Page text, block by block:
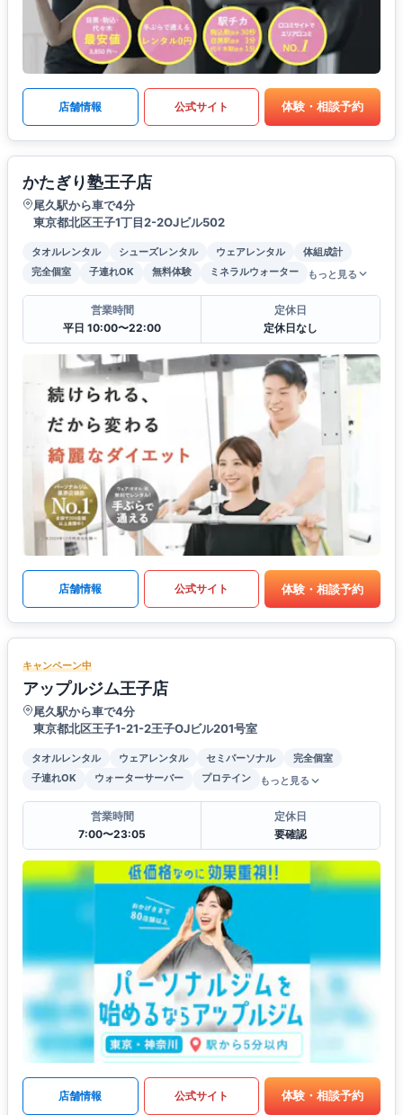
店舗情報 公式サイト 体験・相談予約
かたぎり塾王子店
尾久駅から車で4分
東京都北区王子1丁目2-2OJビル502
タオルレンタル シューズレンタル ウェアレンタル
体組成計
完全個室
子連れOK 無料体験 ミネラルウォーター もっと見る
営業時間
平日 10:00〜22:00
定休日
定休日なし
店舗情報 公式サイト 体験・相談予約
キャンペーン中
アップルジム王子店
尾久駅から車で4分
東京都北区王子1-21-2王子OJビル201号室
タオルレンタル ウェアレンタル セミパーソナル
完全個室
子連れOK
ウォーターサーバー プロテイン もっと見る
営業時間
7:00〜23:05
定休日
要確認
店舗情報 公式サイト 体験・相談予約